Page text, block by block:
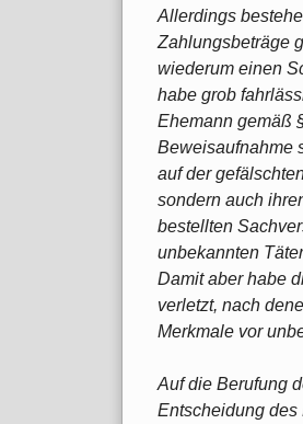
Allerdings
Zahlungsbeträge
wiederum einen
habe grob
Ehemann gemäß
Beweisaufnahme
auf der
sondern auch
bestellten
unbekannten
Damit aber habe
verletzt, nach
Merkmale vor
Auf die Berufung
Entscheidung des